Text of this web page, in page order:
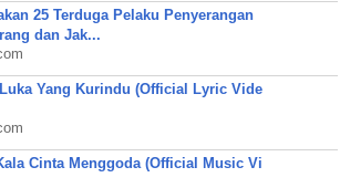
25 Terduga Pelaku Penyerangan
dan Jak...
Yang Kurindu (Official Lyric Vide
Cinta Menggoda (Official Music Vi